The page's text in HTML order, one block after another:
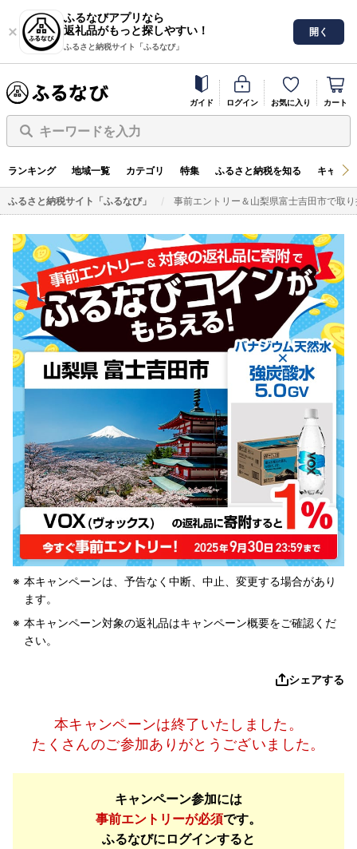
ふるなびアプリなら
返礼品がもっと探しやすい！
ふるさと納税サイト「ふるなび」
開く
ガイド ログイン お気に入り カート
キーワードを入力
ランキング 地域一覧 カテゴリ 特集 ふるさと納税を知る キャン
ふるさと納税サイト「ふるなび」 事前エントリー＆山梨県富士吉田市で取
本キャンペーンは、予告なく中断、中止、変更する場合があり
ます。
本キャンペーン対象の返礼品はキャンペーン概要をご確認くだ
さい。
シェアする
本キャンペーンは終了いたしました。
たくさんのご参加ありがとうございました。
キャンペーン参加には
事前エントリーが必須です。
ふるなびにログインすると